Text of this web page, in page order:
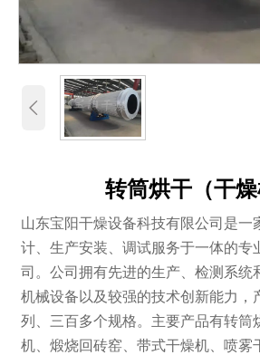

转筒烘干（干燥
山东宝阳干燥设备科技有限公司是一
计、生产安装、调试服务于一体的专
司。公司拥有先进的生产、检测系统
机械设备以及较强的技术创新能力，
列、三百多个规格。主要产品有转筒
机、煅烧回砖窑、带式干燥机、喷雾